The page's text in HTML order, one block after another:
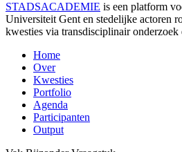
STADSACADEMIE is een platform
Universiteit Gent en stedelijke actoren
kwesties via transdisciplinair onderzoek
Home
Over
Kwesties
Portfolio
Agenda
Participanten
Output